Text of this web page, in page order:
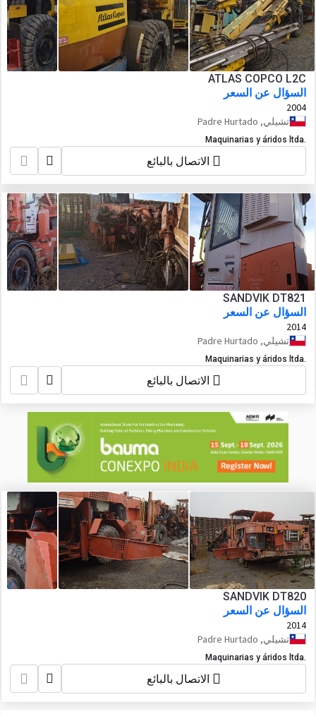
ATLAS COPCO L2C
السؤال عن السعر
2004
تشيلي, Padre Hurtado
Maquinarias y áridos ltda.
الاتصال بالبائع
SANDVIK DT821
السؤال عن السعر
2014
تشيلي, Padre Hurtado
Maquinarias y áridos ltda.
الاتصال بالبائع
SANDVIK DT820
السؤال عن السعر
2014
تشيلي, Padre Hurtado
Maquinarias y áridos ltda.
الاتصال بالبائع